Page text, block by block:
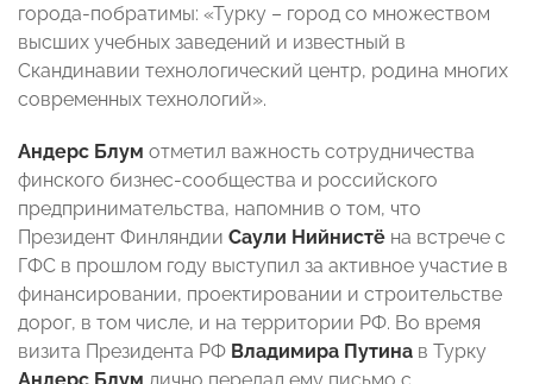
города-побратимы: «Турку – город со множеством
высших учебных заведений и известный в
Скандинавии технологический центр, родина многих
современных технологий».
Андерс Блум отметил важность сотрудничества
финского бизнес-сообщества и российского
предпринимательства, напомнив о том, что
Президент Финляндии Саули Нийнистё на встрече с
ГФС в прошлом году выступил за активное участие в
финансировании, проектировании и строительстве
дорог, в том числе, и на территории РФ. Во время
визита Президента РФ Владимира Путина в Турку